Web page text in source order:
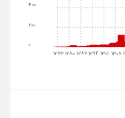
1273 1280 1287 1294 1301 1308
200
400